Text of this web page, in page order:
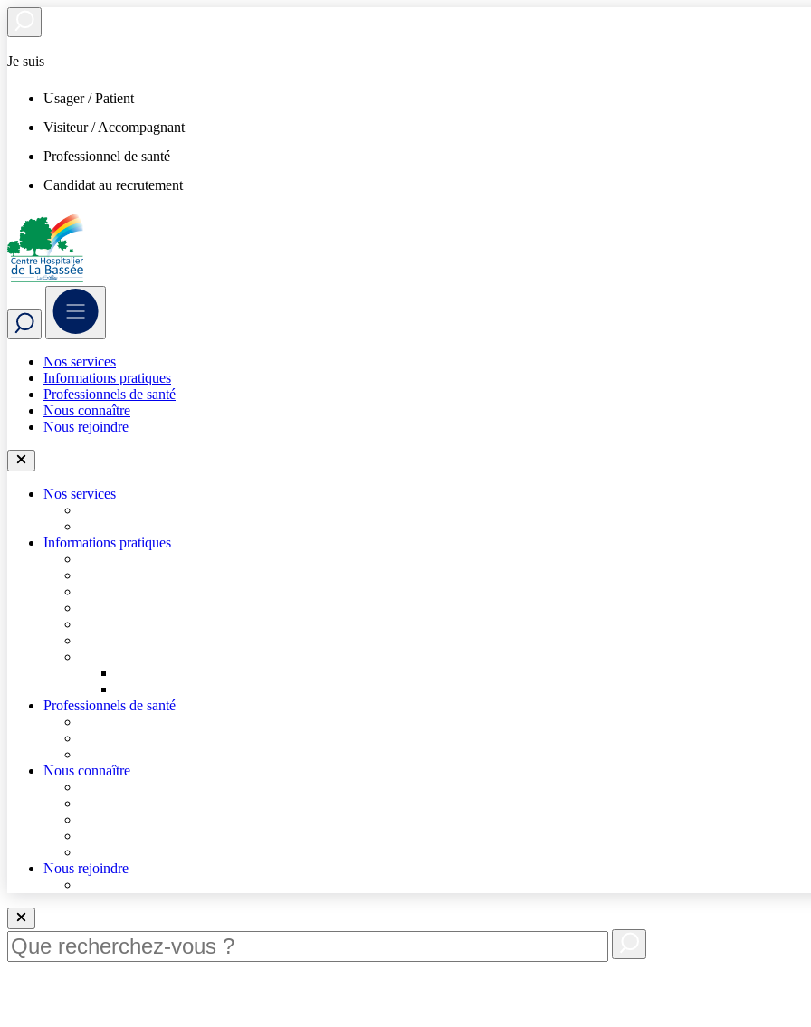
Je suis
Usager / Patient
Visiteur / Accompagnant
Professionnel de santé
Candidat au recrutement
Nos services
Informations pratiques
Professionnels de santé
Nous connaître
Nous rejoindre
Nos services
Informations pratiques
Professionnels de santé
Nous connaître
Nous rejoindre